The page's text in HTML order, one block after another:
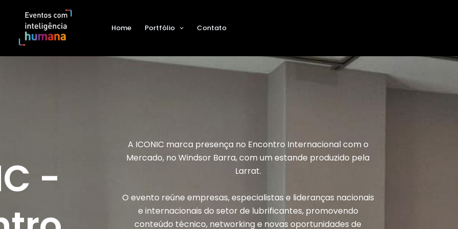
Home Portfólio Contato
-
A ICONIC marca presença no Encontro Internacional com o
Mercado, no Windsor Barra, com um estande produzido pela
Larrat.
O evento reúne empresas, especialistas e lideranças nacionais
e internacionais do setor de lubrificantes, promovendo
conteúdo técnico, networking e novas oportunidades de